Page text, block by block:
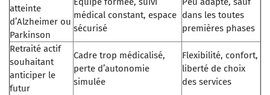
atteinte
d’Alzheimer ou
Parkinson
médical constant, espace
sécurisé
dans les toutes
premières phases
Retraité actif
souhaitant
anticiper le
futur
Cadre trop médicalisé,
perte d’autonomie
simulée
Flexibilité, confort,
liberté de choix
des services